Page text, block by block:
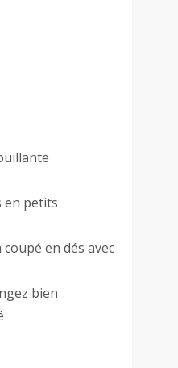
en petits
en dés avec
bien